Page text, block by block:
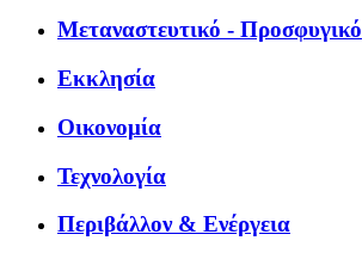
Μεταναστευτικό - Προσφυγικό
Εκκλησία
Οικονομία
Τεχνολογία
Περιβάλλον & Ενέργεια